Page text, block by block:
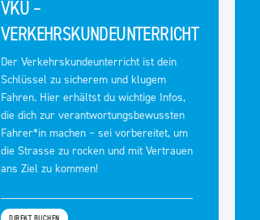
VKU –
VERKEHRSKUNDEUNTERRICHT
Der Verkehrskundeunterricht ist dein
Schlüssel zu sicherem und klugem
Fahren. Hier erhältst du wichtige Infos,
die dich zur verantwortungsbewussten
Fahrer*in machen – sei vorbereitet, um
die Strasse zu rocken und mit Vertrauen
ans Ziel zu kommen!
DIREKT BUCHEN